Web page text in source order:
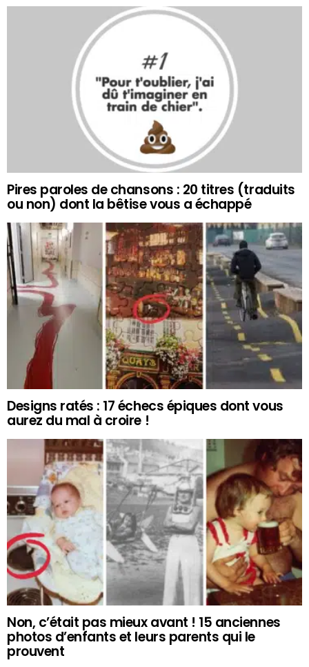
Pires paroles de chansons : 20 titres (traduits
ou non) dont la bêtise vous a échappé
Designs ratés : 17 échecs épiques dont vous
aurez du mal à croire !
Non, c’était pas mieux avant ! 15 anciennes
photos d’enfants et leurs parents qui le
prouvent